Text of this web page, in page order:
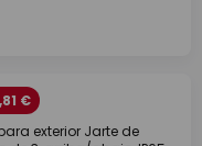
€
exterior Jarte de